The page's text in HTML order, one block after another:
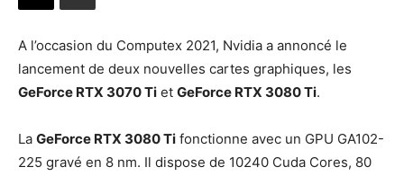
A l’occasion du Computex 2021, Nvidia a annoncé le
lancement de deux nouvelles cartes graphiques, les
GeForce RTX 3070 Ti et GeForce RTX 3080 Ti.
La GeForce RTX 3080 Ti fonctionne avec un GPU GA102-
225 gravé en 8 nm. Il dispose de 10240 Cuda Cores, 80